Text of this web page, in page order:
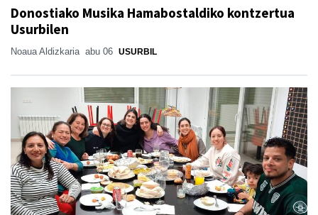
Donostiako Musika Hamabostaldiko kontzertua
Usurbilen
Noaua Aldizkaria abu 06 USURBIL